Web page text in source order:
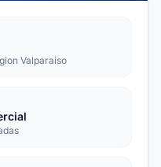
Valparaiso